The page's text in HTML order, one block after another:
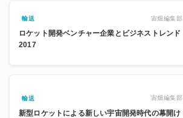
輸送 宙畑編集部
ロケット開発ベンチャー企業とビジネストレンド
2017
輸送 宙畑編集部
新型ロケットによる新しい宇宙開発時代の幕開け